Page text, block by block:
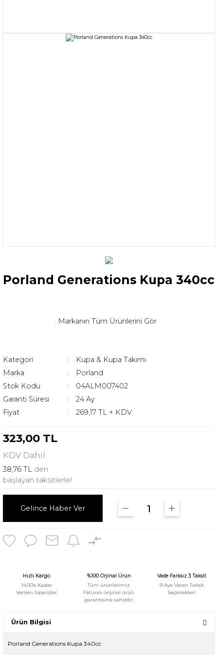
Porland Generations Kupa 340cc
Markanın Tüm Ürünlerini Gör
Kategori
Kupa & Kupa Takımı
Marka
Porland
Stok Kodu
04ALM007402
Garanti Süresi
24 Ay
Fiyat
269,17 TL + KDV
323,00 TL
KDV Dahil
38,76 TL den
başlayan taksitlerle!
Gelince Haber Ver
Hızlı Kargo
14:00'a Kadar
Verilen Siparişler
%100 Orjinal Ürün
Tüm ürünlerimiz
Faturalı orijinal ürün
garantisine sahiptir.
Vade Farksız 3 Taksit
9 Aya Varan Taksit
Seçenekleri
Ürün Bilgisi
Porland Generations Kupa 340cc